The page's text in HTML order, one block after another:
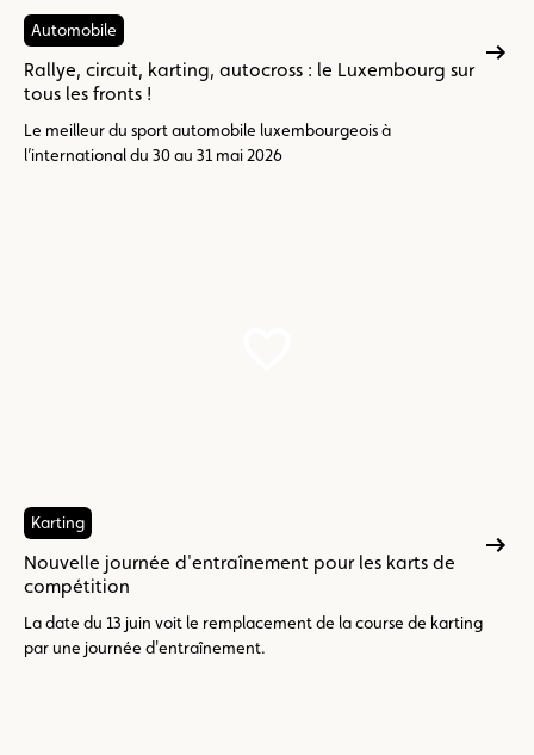
Automobile
Rallye, circuit, karting, autocross : le Luxembourg sur
tous les fronts !
Le meilleur du sport automobile luxembourgeois à
l’international du 30 au 31 mai 2026
Karting
Nouvelle journée d'entraînement pour les karts de
compétition
La date du 13 juin voit le remplacement de la course de karting
par une journée d'entraînement.